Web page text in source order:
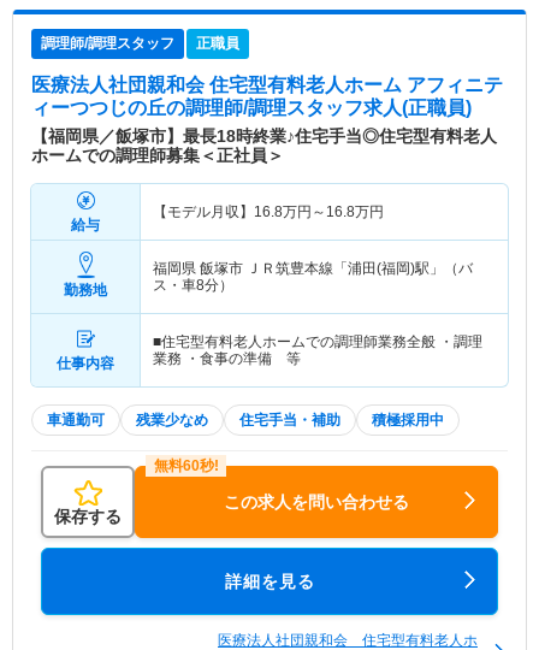
調理師/調理スタッフ 正職員
医療法人社団親和会 住宅型有料老人ホーム アフィニテ
ィーつつじの丘の調理師/調理スタッフ求人(正職員)
【福岡県／飯塚市】最長18時終業♪住宅手当◎住宅型有料老人
ホームでの調理師募集＜正社員＞
給与
【モデル月収】 16.8万円～ 16.8万円
勤務地
福岡県 飯塚市
ＪＲ筑豊本線「浦田(福岡)駅」（バ
ス・車8分）
仕事内容
■住宅型有料老人ホームでの調理師業務全般 ・調理
業務 ・食事の準備 等
車通勤可 残業少なめ 住宅手当・補助 積極採用中
保存する
この求人を問い合わせる
詳細を見る
医療法人社団親和会 住宅型有料老人ホ